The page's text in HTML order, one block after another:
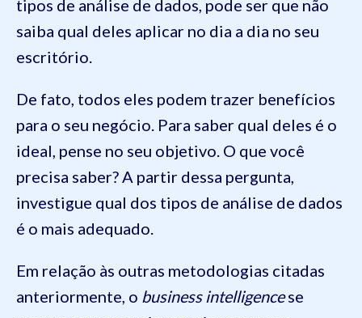
tipos de análise de dados, pode ser que não
saiba qual deles aplicar no dia a dia no seu
escritório.
De fato, todos eles podem trazer benefícios
para o seu negócio. Para saber qual deles é o
ideal, pense no seu objetivo. O que você
precisa saber? A partir dessa pergunta,
investigue qual dos tipos de análise de dados
é o mais adequado.
Em relação às outras metodologias citadas
anteriormente, o business intelligencese